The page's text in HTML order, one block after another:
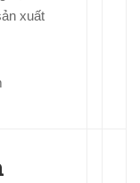
xuất